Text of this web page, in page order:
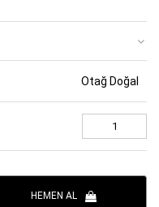
Otağ Doğal
HEMEN AL